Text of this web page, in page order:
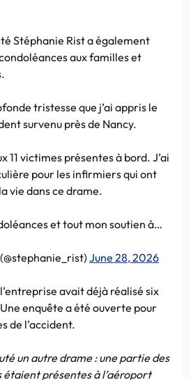
Stéphanie Rist a également
aux familles et
tristesse que j’ai appris le
survenu près de Nancy.
11 victimes présentes à bord. J’ai
pour les infirmiers qui ont
vie dans ce drame.
et tout mon soutien à…
June 28, 2026
avait déjà réalisé six
enquête a été ouverte pour
de l’accident.
un autre drame : une partie des
présentes à l’aéroport